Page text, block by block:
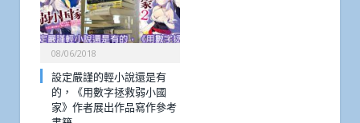
08/06/2018
設定嚴謹的輕小說還是有
的，《用數字拯救弱小國
家》作者展出作品寫作參考